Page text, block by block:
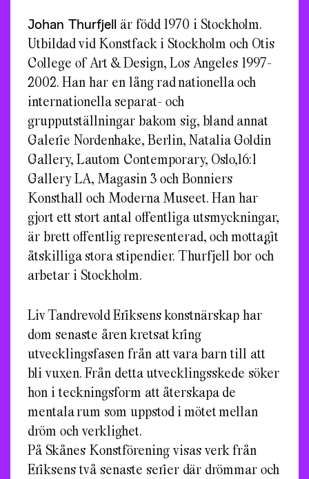
Johan Thurfjell är född 1970 i Stockholm.
Utbildad vid Konstfack i Stockholm och Otis
College of Art & Design, Los Angeles 1997-
2002. Han har en lång rad nationella och
internationella separat- och
grupputställningar bakom sig, bland annat
Galerie Nordenhake, Berlin, Natalia Goldin
Gallery, Lautom Contemporary, Oslo,16:1
Gallery LA, Magasin 3 och Bonniers
Konsthall och Moderna Museet. Han har
gjort ett stort antal offentliga utsmyckningar,
är brett offentlig representerad, och mottagit
åtskilliga stora stipendier. Thurfjell bor och
arbetar i Stockholm.
Liv Tandrevold Eriksens konstnärskap har
dom senaste åren kretsat kring
utvecklingsfasen från att vara barn till att
bli vuxen. Från detta utvecklingsskede söker
hon i teckningsform att återskapa de
mentala rum som uppstod i mötet mellan
dröm och verklighet.
På Skånes Konstförening visas verk från
Eriksens två senaste serier där drömmar och